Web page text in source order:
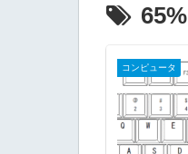
65%
コンピュータ